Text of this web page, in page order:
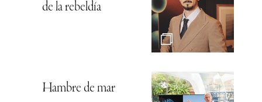
de la rebeldía
Hambre de mar